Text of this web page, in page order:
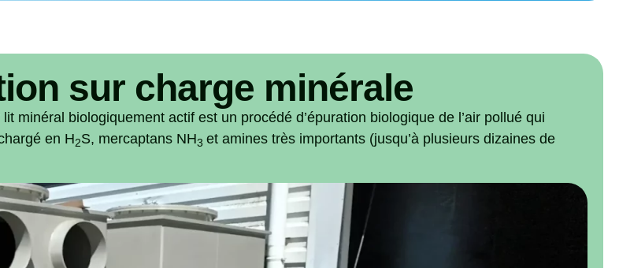
sur charge minérale
minéral biologiquement actif est un procédé d’épuration biologique de l’air pollué qui
en H2S, mercaptans NH3 et amines très importants (jusqu’à plusieurs dizaines de